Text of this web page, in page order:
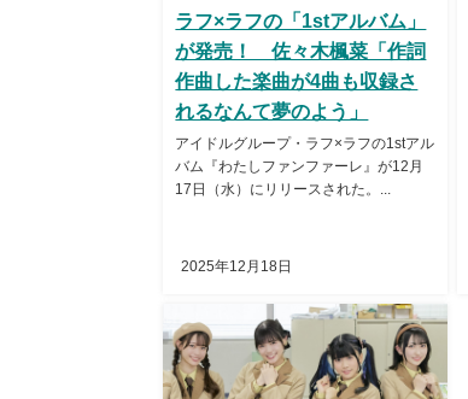
ラフ×ラフの「1stアルバム」
が発売！ 佐々木楓菜「作詞
作曲した楽曲が4曲も収録さ
れるなんて夢のよう」
アイドルグループ・ラフ×ラフの1stアル
バム『わたしファンファーレ』が12月
17日（水）にリリースされた。...
2025年12月18日